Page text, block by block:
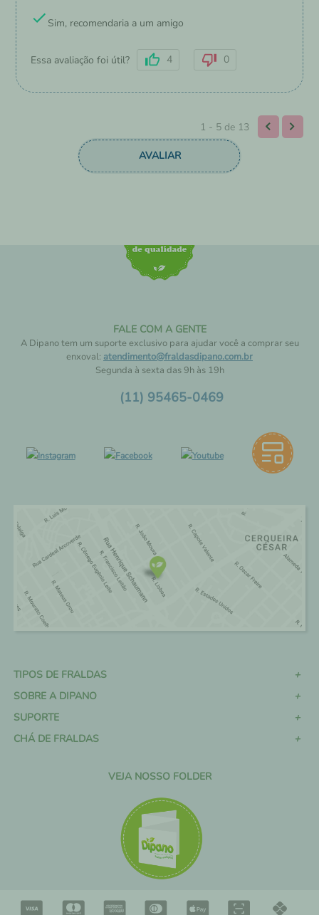
Sim, recomendaria a um amigo
Essa avaliação foi útil? 4 0
1 - 5 de 13
FALE COM A GENTE
A Dipano tem um suporte exclusivo para ajudar você a comprar seu
enxoval: atendimento@fraldasdipano.com.br
Segunda à sexta das 9h às 19h
(11) 95465-0469
TIPOS DE FRALDAS
SOBRE A DIPANO
SUPORTE
CHÁ DE FRALDAS
VEJA NOSSO FOLDER